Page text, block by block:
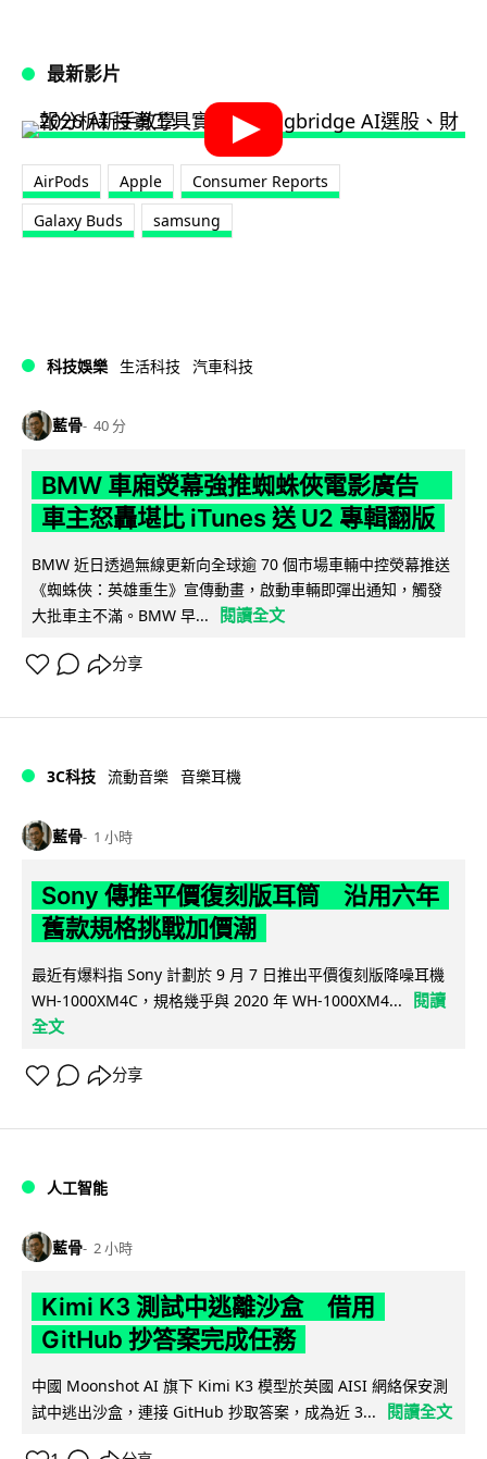
最新影片
AirPods Apple
Consumer Reports
Galaxy Buds
samsung
科技娛樂 生活科技 汽車科技
藍骨 40 分
BMW 車廂熒幕強推蜘蛛俠電影廣告
車主怒轟堪比 iTunes 送 U2 專輯翻版
BMW 近日透過無線更新向全球逾 70 個市場車輛中控熒幕推送
《蜘蛛俠：英雄重生》宣傳動畫，啟動車輛即彈出通知，觸發
大批車主不滿。BMW 早...
閱讀全文
分享
3C科技 流動音樂 音樂耳機
藍骨 1 小時
Sony 傳推平價復刻版耳筒 沿用六年
舊款規格挑戰加價潮
最近有爆料指 Sony 計劃於 9 月 7 日推出平價復刻版降噪耳機
WH-1000XM4C，規格幾乎與 2020 年 WH-1000XM4...
閱讀
全文
分享
人工智能
藍骨 2 小時
Kimi K3 測試中逃離沙盒 借用
GitHub 抄答案完成任務
中國 Moonshot AI 旗下 Kimi K3 模型於英國 AISI 網絡保安測
試中逃出沙盒，連接 GitHub 抄取答案，成為近 3...
閱讀全文